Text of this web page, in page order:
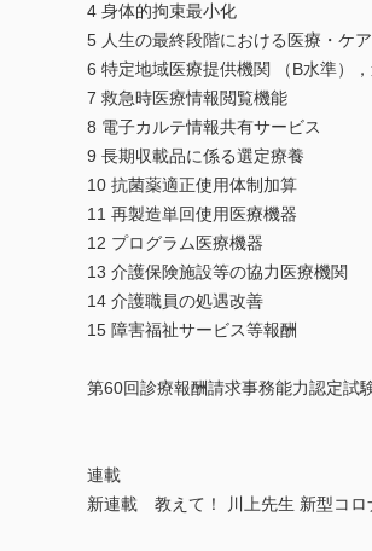
4 身体的拘束最小化
5 人生の最終段階における医療・ケ
6 特定地域医療提供機関 （B水準）
7 救急時医療情報閲覧機能
8 電子カルテ情報共有サービス
9 長期収載品に係る選定療養
10 抗菌薬適正使用体制加算
11 再製造単回使用医療機器
12 プログラム医療機器
13 介護保険施設等の協力医療機関
14 介護職員の処遇改善
15 障害福祉サービス等報酬
第60回診療報酬請求事務能力認定試
連載
新連載 教えて！ 川上先生 新型コロ